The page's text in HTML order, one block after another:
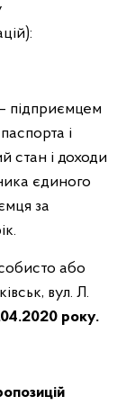
підприємцем
і
стан і доходи
єдиного
за
або
вул. Л.
року.